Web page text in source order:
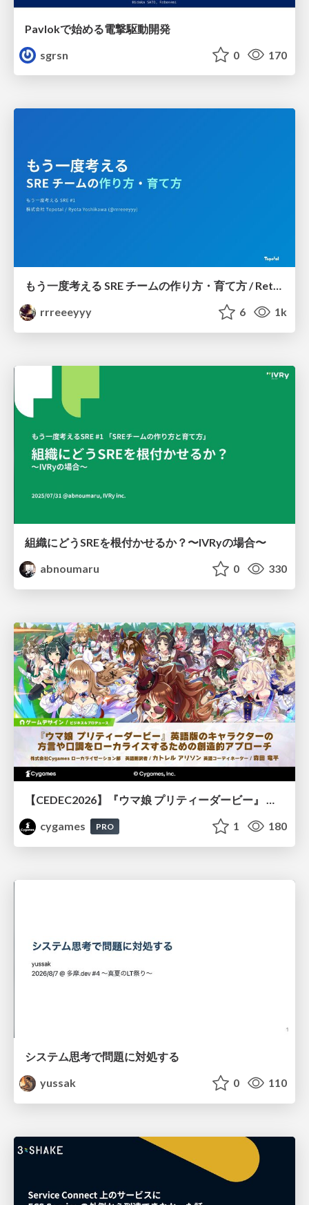
Pavlokで始める電撃駆動開発
sgrsn
0 170
もう一度考える SRE チームの作り方・育て方 / Rethinking SRE #1: Building and Growing SRE Teams
rrreeeyyy
6 1k
組織にどうSREを根付かせるか？〜IVRyの場合〜
abnoumaru
0 330
cygames
PRO 1 180
システム思考で問題に対処する
yussak
0 110